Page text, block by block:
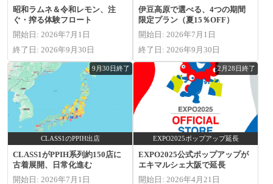
昭和ラムネ＆令和レモン、注
ぐ・搾る体験フロート
開始日: 2026年7月1日
終了日: 2026年9月30日
伊豆高原で選べる、4つの期間
限定プラン（夏15％OFF）
開始日: 2026年7月1日
終了日: 2026年9月30日
9月30日終了
CLASS1のPPIH出店
CLASS1がPPIH系列約150店に
古着展開、日常化進む
開始日: 2026年7月1日
2月28日終了
EXPO2025ポップアップ延長
EXPO2025公式ポップアップが
エキマルシェ大阪で延長
開始日: 2026年4月21日